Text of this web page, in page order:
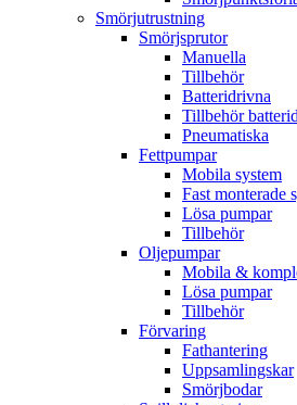
Smörjutrustning
Smörjsprutor
Manuella
Tillbehör
Batteridrivna
Tillbehör
Pneumatiska
Fettpumpar
Mobila system
Fast monterade
Lösa pumpar
Tillbehör
Oljepumpar
Mobila &
Lösa pumpar
Tillbehör
Förvaring
Fathantering
Uppsamlingskar
Smörjbodar